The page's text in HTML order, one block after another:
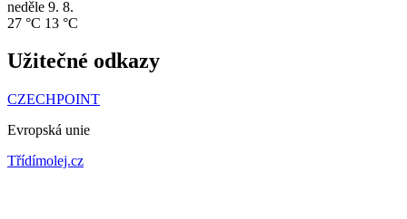
neděle 9. 8.
27 °C 13 °C
Užitečné odkazy
CZECHPOINT
Evropská unie
Třídímolej.cz